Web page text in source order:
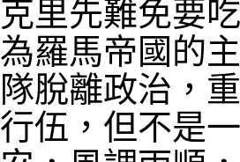
克里先難免要
為羅馬帝國的
隊脫離政治，
行伍，但不是